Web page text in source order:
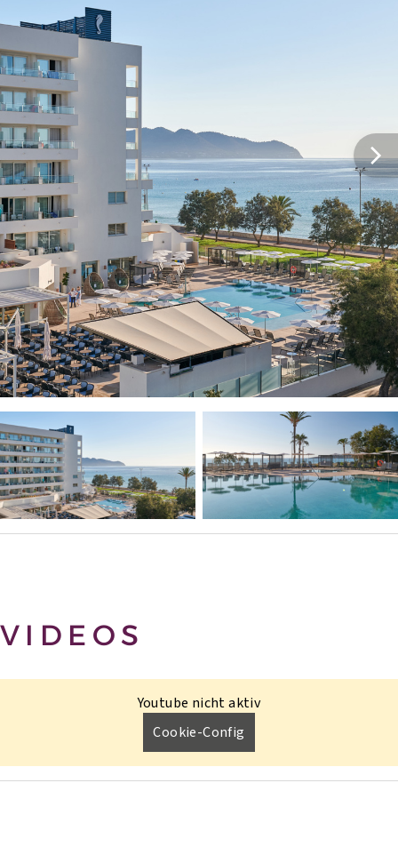
VIDEOS
Youtube nicht aktiv
Cookie-Config